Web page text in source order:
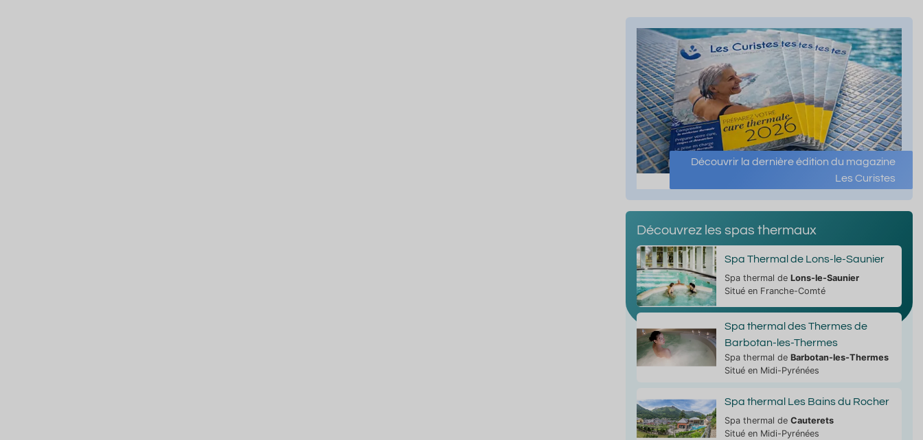
Découvrir la dernière édition du magazine
Les Curistes
Découvrez les spas thermaux
Spa Thermal de Lons-le-Saunier
Spa thermal de Lons-le-Saunier
Situé en Franche-Comté
Spa thermal des Thermes de
Barbotan-les-Thermes
Spa thermal de Barbotan-les-Thermes
Situé en Midi-Pyrénées
Spa thermal Les Bains du Rocher
Spa thermal de Cauterets
Situé en Midi-Pyrénées